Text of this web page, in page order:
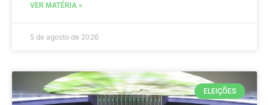
VER MATÉRIA »
5 de agosto de 2026
ELEIÇÕES